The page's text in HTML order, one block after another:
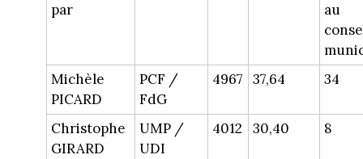
par
au
Michèle
PICARD
PCF /
FdG
4967 37,64 34
Christophe
GIRARD
UMP /
UDI
4012 30,40 8